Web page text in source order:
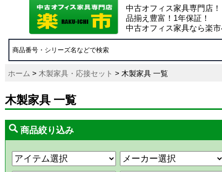
中古オフィス家具専門店！
品揃え豊富！1年保証！
中古オフィス家具なら楽
ホーム > 木製家具・応接セット > 木製家具 一覧
木製家具 一覧
商品絞り込み